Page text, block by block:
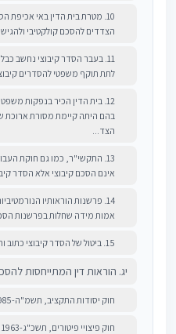
10. מטרת בית הדין באי אכיפת
הצדדים להסכם קולקטיבי
11. בעבר הסדר קיבוצי נחשב
לתת תוקף משפטי להסדרים
12. בית הדין הכיר בנפקות
בהם היתה קיימת מסורת ארוכת
הצד...
13. התקשי"ר, כמו גם חוקת
אינם הסכם קיבוצי אלא הסדר
14. פרשנות הוראותיו
אמות מידה שחלות בפרשנות
15. ביטול של הסדר קיבוצי כתוב וחתום צריך להיות ברור וחד-משמעי.
יג. הוראות דין המתייחסות
חוק יסודות התקציב, תשמ"ה-1985
חוק פיצויי פיטורים, תשכ"ג-1963